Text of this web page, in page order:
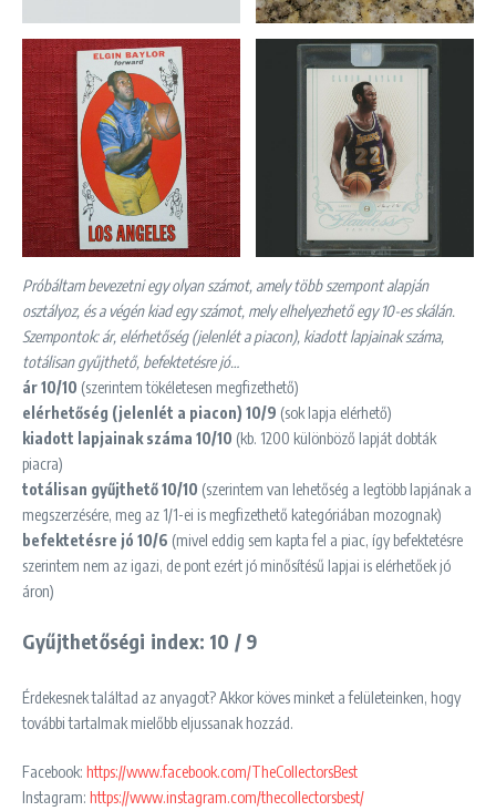
Próbáltam bevezetni egy olyan számot, amely több szempont alapján
osztályoz, és a végén kiad egy számot, mely elhelyezhető egy 10-es skálán.
Szempontok: ár, elérhetőség (jelenlét a piacon), kiadott lapjainak száma,
totálisan gyűjthető, befektetésre jó…
ár 10/10 (szerintem tökéletesen megfizethető)
elérhetőség (jelenlét a piacon) 10/9 (sok lapja elérhető)
kiadott lapjainak száma 10/10 (kb. 1200 különböző lapját dobták
piacra)
totálisan gyűjthető 10/10 (szerintem van lehetőség a legtöbb lapjának a
megszerzésére, meg az 1/1-ei is megfizethető kategóriában mozognak)
befektetésre jó 10/6 (mivel eddig sem kapta fel a piac, így befektetésre
szerintem nem az igazi, de pont ezért jó minősítésű lapjai is elérhetőek jó
áron)
Gyűjthetőségi index: 10 / 9
Érdekesnek találtad az anyagot? Akkor köves minket a felületeinken, hogy
további tartalmak mielőbb eljussanak hozzád.
Facebook: https://www.facebook.com/TheCollectorsBest
Instagram: https://www.instagram.com/thecollectorsbest/